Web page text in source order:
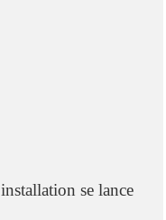
se lance